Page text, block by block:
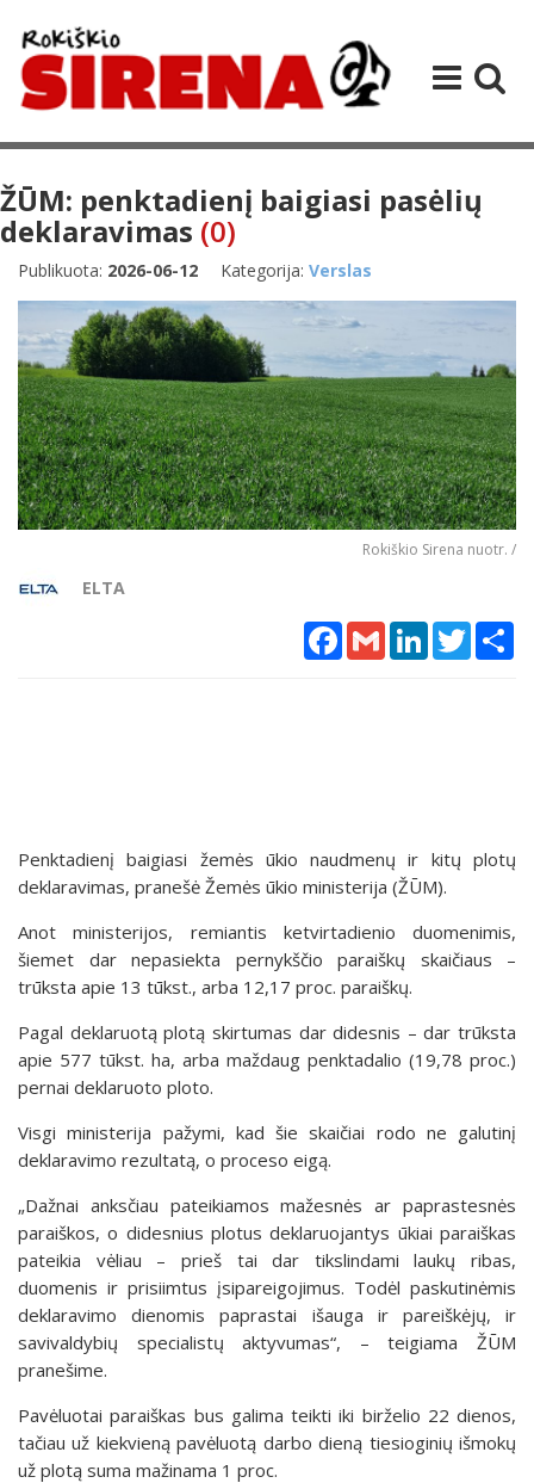
ŽŪM: penktadienį baigiasi pasėlių
deklaravimas (0)
Publikuota: 2026-06-12 Kategorija: Verslas
Rokiškio Sirena nuotr. /
ELTA
Facebook
Gmail LinkedInTwitter
Penktadienį baigiasi žemės ūkio naudmenų ir kitų plotų
deklaravimas, pranešė Žemės ūkio ministerija (ŽŪM).
Anot ministerijos, remiantis ketvirtadienio duomenimis,
šiemet dar nepasiekta pernykščio paraiškų skaičiaus –
trūksta apie 13 tūkst., arba 12,17 proc. paraiškų.
Pagal deklaruotą plotą skirtumas dar didesnis – dar trūksta
apie 577 tūkst. ha, arba maždaug penktadalio (19,78 proc.)
pernai deklaruoto ploto.
Visgi ministerija pažymi, kad šie skaičiai rodo ne galutinį
deklaravimo rezultatą, o proceso eigą.
„Dažnai anksčiau pateikiamos mažesnės ar paprastesnės
paraiškos, o didesnius plotus deklaruojantys ūkiai paraiškas
pateikia vėliau – prieš tai dar tikslindami laukų ribas,
duomenis ir prisiimtus įsipareigojimus. Todėl paskutinėmis
deklaravimo dienomis paprastai išauga ir pareiškėjų, ir
savivaldybių specialistų aktyvumas“, – teigiama ŽŪM
pranešime.
Pavėluotai paraiškas bus galima teikti iki birželio 22 dienos,
tačiau už kiekvieną pavėluotą darbo dieną tiesioginių išmokų
už plotą suma mažinama 1 proc.